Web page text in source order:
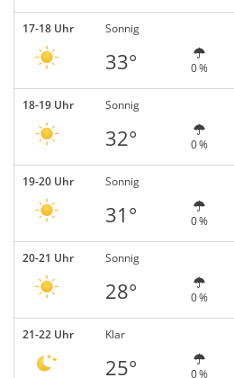
17-18 Uhr Sonnig
33° 0 %
18-19 Uhr Sonnig
32° 0 %
19-20 Uhr Sonnig
31° 0 %
20-21 Uhr Sonnig
28° 0 %
21-22 Uhr Klar
25° 0 %